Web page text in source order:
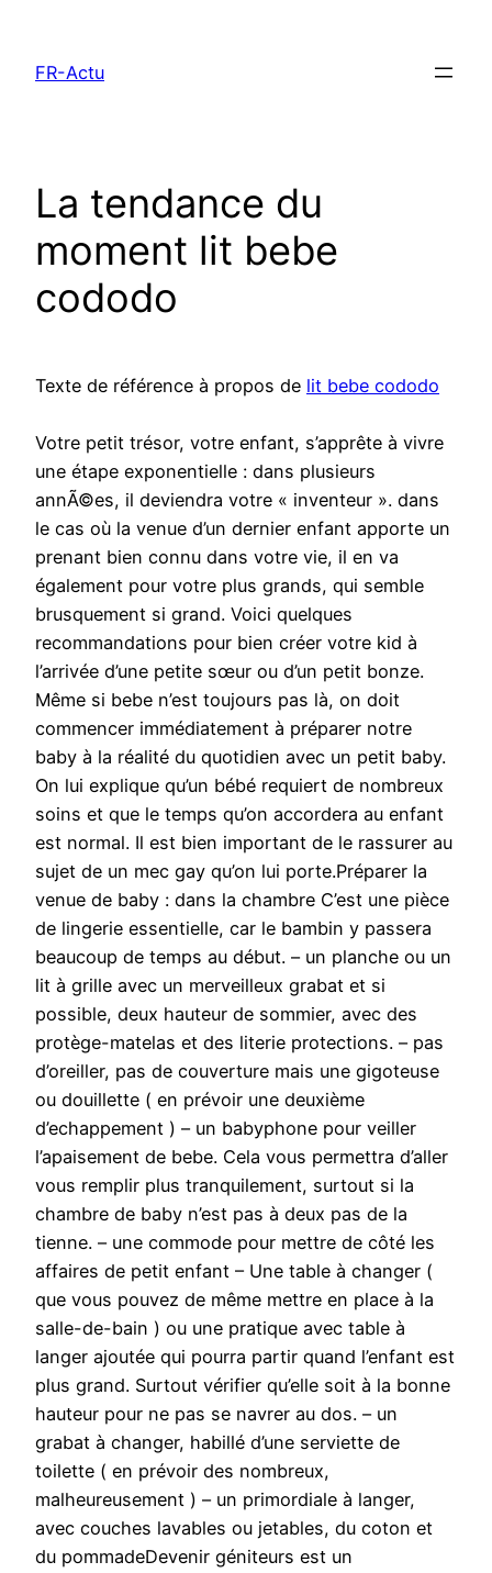
contenu
FR-Actu
La tendance du
moment lit bebe
cododo
Texte de référence à propos de lit bebe cododo
Votre petit trésor, votre enfant, s’apprête à vivre
une étape exponentielle : dans plusieurs
annÃ©es, il deviendra votre « inventeur ». dans
le cas où la venue d’un dernier enfant apporte un
prenant bien connu dans votre vie, il en va
également pour votre plus grands, qui semble
brusquement si grand. Voici quelques
recommandations pour bien créer votre kid à
l’arrivée d’une petite sœur ou d’un petit bonze.
Même si bebe n’est toujours pas là, on doit
commencer immédiatement à préparer notre
baby à la réalité du quotidien avec un petit baby.
On lui explique qu’un bébé requiert de nombreux
soins et que le temps qu’on accordera au enfant
est normal. Il est bien important de le rassurer au
sujet de un mec gay qu’on lui porte.Préparer la
venue de baby : dans la chambre C’est une pièce
de lingerie essentielle, car le bambin y passera
beaucoup de temps au début. – un planche ou un
lit à grille avec un merveilleux grabat et si
possible, deux hauteur de sommier, avec des
protège-matelas et des literie protections. – pas
d’oreiller, pas de couverture mais une gigoteuse
ou douillette ( en prévoir une deuxième
d’echappement ) – un babyphone pour veiller
l’apaisement de bebe. Cela vous permettra d’aller
vous remplir plus tranquilement, surtout si la
chambre de baby n’est pas à deux pas de la
tienne. – une commode pour mettre de côté les
affaires de petit enfant – Une table à changer (
que vous pouvez de même mettre en place à la
salle-de-bain ) ou une pratique avec table à
langer ajoutée qui pourra partir quand l’enfant est
plus grand. Surtout vérifier qu’elle soit à la bonne
hauteur pour ne pas se navrer au dos. – un
grabat à changer, habillé d’une serviette de
toilette ( en prévoir des nombreux,
malheureusement ) – un primordiale à langer,
avec couches lavables ou jetables, du coton et
du pommadeDevenir géniteurs est un